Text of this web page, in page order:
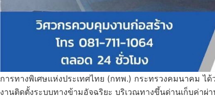
การทางพิเศษแห่งประเทศไทย (กทพ.) กระทรวงคมนาคม ไ
งานติดตั้งระบบทางข้ามอัจฉริยะ บริเวณทางขึ้นด่านเก็บค่าผ่